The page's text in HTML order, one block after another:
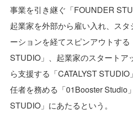
事業を引き継ぐ「FOUNDER
起業家を外部から雇い入れ、ス
ーションを経てスピンアウトす
STUDIO」、起業家のスタートア
ら支援する「CATALYST
任者を務める「01Booster Studio
STUDIO」にあたるという。